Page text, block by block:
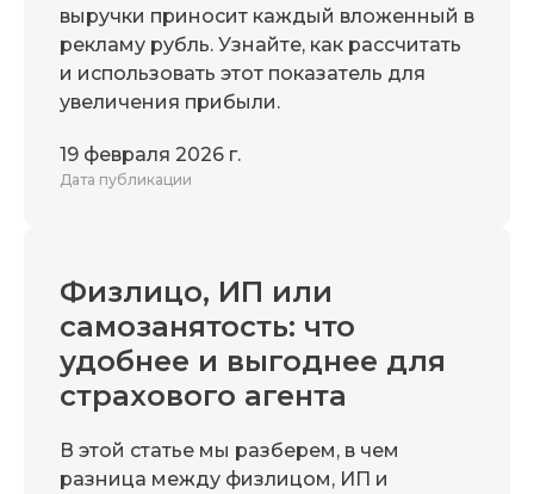
выручки приносит каждый вложенный в
рекламу рубль. Узнайте, как рассчитать
и использовать этот показатель для
увеличения прибыли.
19 февраля 2026 г.
Дата публикации
Физлицо, ИП или
самозанятость: что
удобнее и выгоднее для
страхового агента
В этой статье мы разберем, в чем
разница между физлицом, ИП и